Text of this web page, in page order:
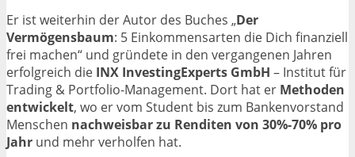
Er ist weiterhin der Autor des Buches „Der
Vermögensbaum: 5 Einkommensarten die Dich finanziell
frei machen“ und gründete in den vergangenen Jahren
erfolgreich die INX InvestingExperts GmbH – Institut für
Trading & Portfolio-Management. Dort hat er Methoden
entwickelt, wo er vom Student bis zum Bankenvorstand
Menschen nachweisbar zu Renditen von 30%-70% pro
Jahr und mehr verholfen hat.